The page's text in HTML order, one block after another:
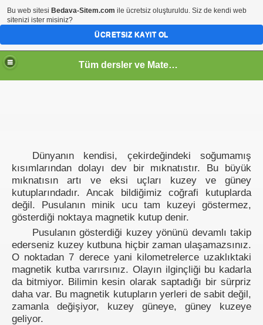
Tüm dersler ve Matematik
Dünyanın kendisi, çekirdeğindeki soğumamış
kısımlarından dolayı dev bir mıknatıstır. Bu büyük
mıknatısın artı ve eksi uçları kuzey ve güney
kutuplarındadır. Ancak bildiğimiz coğrafi kutuplarda
değil. Pusulanın minik ucu tam kuzeyi göstermez,
gösterdiği noktaya magnetik kutup denir.
Pusulanın gösterdiği kuzey yönünü devamlı takip
ederseniz kuzey kutbuna hiçbir zaman ulaşamazsınız.
O noktadan 7 derece yani kilometrelerce uzaklıktaki
magnetik kutba varırsınız. Olayın ilginçliği bu kadarla
da bitmiyor. Bilimin kesin olarak saptadığı bir sürpriz
daha var. Bu magnetik kutupların yerleri de sabit değil,
zamanla değişiyor, kuzey güneye, güney kuzeye
geliyor.
Bu web sitesi Bedava-Sitem.com ile ücretsiz oluşturuldu. Siz de kendi web
sitenizi ister misiniz?
ÜCRETSIZ KAYIT OL